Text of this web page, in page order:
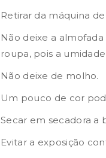
Retirar da máquina
Não deixe a
roupa, pois a
Não deixe de molho.
Um pouco de cor
Secar em secadora a
Evitar a exposição